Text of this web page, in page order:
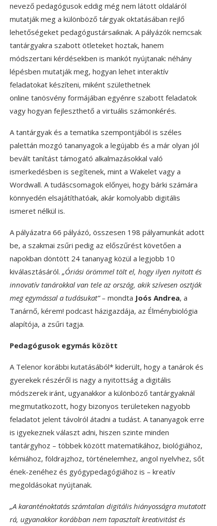
nevező pedagógusok eddig még nem látott oldaláról
mutatják meg a különböző tárgyak oktatásában rejlő
lehetőségeket pedagógustársaiknak. A pályázók nemcsak
tantárgyakra szabott ötleteket hoztak, hanem
módszertani kérdésekben is mankót nyújtanak: néhány
lépésben mutatják meg, hogyan lehet interaktív
feladatokat készíteni, miként születhetnek
online tanösvény formájában egyénre szabott feladatok
vagy hogyan fejleszthető a virtuális számonkérés.
A tantárgyak és a tematika szempontjából is széles
palettán mozgó tananyagok a legújabb és a már olyan jól
bevált tanítást támogató alkalmazásokkal való
ismerkedésben is segítenek, mint a Wakelet vagy a
Wordwall. A tudáscsomagok előnyei, hogy bárki számára
könnyedén elsajátíthatóak, akár komolyabb digitális
ismeret nélkül is.
A pályázatra 66 pályázó, összesen 198 pályamunkát adott
be, a szakmai zsűri pedig az előszűrést követően a
napokban döntött 24 tananyag közül a legjobb 10
kiválasztásáról. „Óriási örömmel tölt el, hogy ilyen nyitott és
innovatív tanárokkal van tele az ország, akik szívesen osztják
meg egymással a tudásukat”– mondta Joós Andrea, a
Tanárnő, kérem! podcast házigazdája, az Élménybiológia
alapítója, a zsűri tagja.
Pedagógusok egymás között
A Telenor korábbi kutatásából* kiderült, hogy a tanárok és
gyerekek részéről is nagy a nyitottság a digitális
módszerek iránt, ugyanakkor a különböző tantárgyaknál
megmutatkozott, hogy bizonyos területeken nagyobb
feladatot jelent távolról átadni a tudást. A tananyagok erre
is igyekeznek választ adni, hiszen szinte minden
tantárgyhoz – többek között matematikához, biológiához,
kémiához, földrajzhoz, történelemhez, angol nyelvhez, sőt
ének-zenéhez és gyógypedagógiához is – kreatív
megoldásokat nyújtanak.
„A karanténoktatás számtalan digitális hiányosságra mutatott
rá, ugyanakkor korábban nem tapasztalt kreativitást és